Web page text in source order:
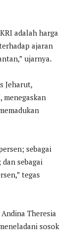
adalah harga
ajaran
ujarnya.
Jeharut,
menegaskan
sebagai
sebagai
tegas
Theresia
sosok